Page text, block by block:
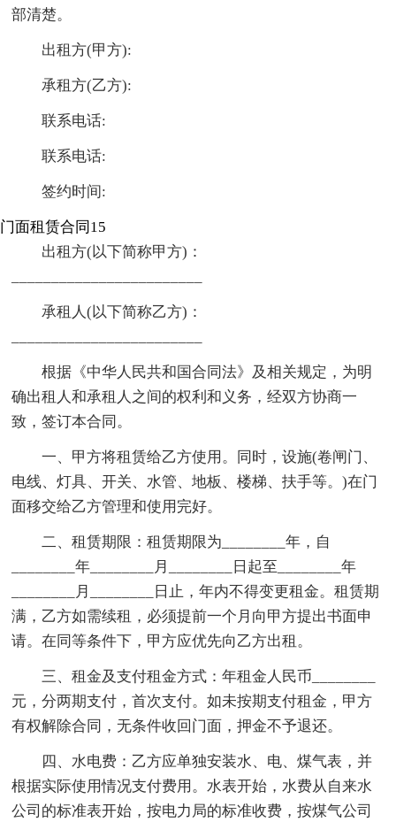
部清楚。
出租方(甲方):
承租方(乙方):
联系电话:
联系电话:
签约时间:
门面租赁合同15
出租方(以下简称甲方)：
承租人(以下简称乙方)：
根据《中华人民共和国合同法》及相关规定，为明
确出租人和承租人之间的权利和义务，经双方协商一
致，签订本合同。
一、甲方将租赁给乙方使用。同时，设施(卷闸门、
电线、灯具、开关、水管、地板、楼梯、扶手等。)在门
面移交给乙方管理和使用完好。
二、租赁期限：租赁期限为________年，自
________年________月________日起至________年
________月________日止，年内不得变更租金。租赁期
满，乙方如需续租，必须提前一个月向甲方提出书面申
请。在同等条件下，甲方应优先向乙方出租。
三、租金及支付租金方式：年租金人民币________
元，分两期支付，首次支付。如未按期支付租金，甲方
有权解除合同，无条件收回门面，押金不予退还。
四、水电费：乙方应单独安装水、电、煤气表，并
根据实际使用情况支付费用。水表开始，水费从自来水
公司的标准表开始，按电力局的标准收费，按煤气公司